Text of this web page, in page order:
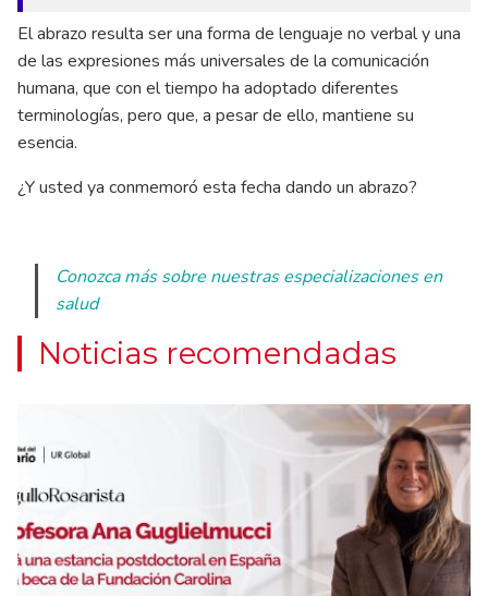
El abrazo resulta ser una forma de lenguaje no verbal y una
de las expresiones más universales de la comunicación
humana, que con el tiempo ha adoptado diferentes
terminologías, pero que, a pesar de ello, mantiene su
esencia.
¿Y usted ya conmemoró esta fecha dando un abrazo?
Conozca más sobre nuestras especializaciones en
salud
Noticias recomendadas